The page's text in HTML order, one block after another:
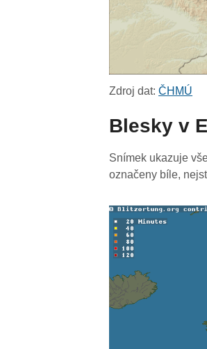
Zdroj dat:ČHMÚ
Blesky v
Snímek ukazuje
označeny bíle,